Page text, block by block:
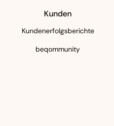
Kunden
Kundenerfolgsberichte
beqommunity